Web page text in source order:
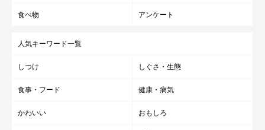
食べ物 アンケート
人気キーワード一覧
しつけ しぐさ・生態
食事・フード 健康・病気
かわいい おもしろ